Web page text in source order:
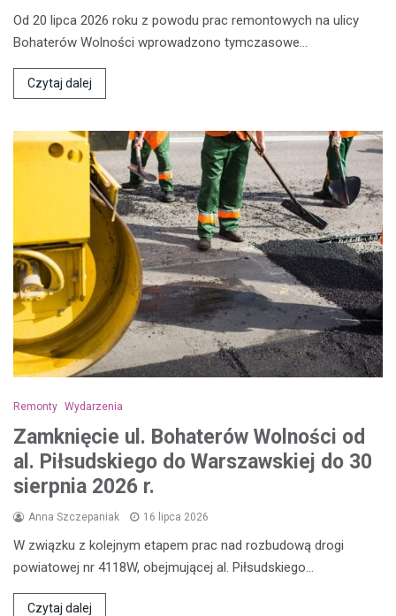
Od 20 lipca 2026 roku z powodu prac remontowych na ulicy
Bohaterów Wolności wprowadzono tymczasowe…
Czytaj dalej
Remonty Wydarzenia
Zamknięcie ul. Bohaterów Wolności od
al. Piłsudskiego do Warszawskiej do 30
sierpnia 2026 r.
Anna Szczepaniak 16 lipca 2026
W związku z kolejnym etapem prac nad rozbudową drogi
powiatowej nr 4118W, obejmującej al. Piłsudskiego…
Czytaj dalej